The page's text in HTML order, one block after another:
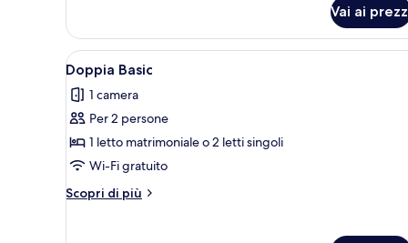
Vai ai
Apri
tutte
le
foto
per
Doppia
Basic
Una camera d'albergo con
1
Doppia Basic
1 camera
Per 2 persone
1 letto matrimoniale o 2 letti singoli
Wi-Fi gratuito
Scopri di più
Altri